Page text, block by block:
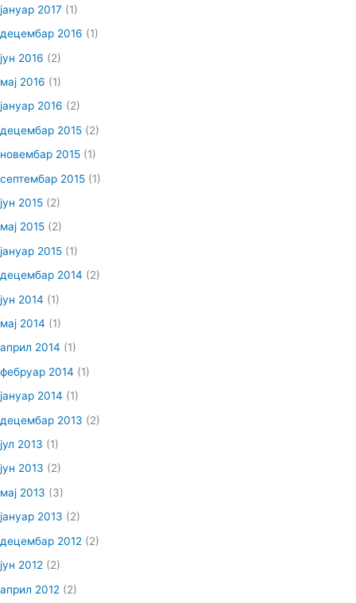
јануар 2017 (1)
децембар 2016 (1)
јун 2016 (2)
мај 2016 (1)
јануар 2016 (2)
децембар 2015 (2)
новембар 2015 (1)
септембар 2015 (1)
јун 2015 (2)
мај 2015 (2)
јануар 2015 (1)
децембар 2014 (2)
јун 2014 (1)
мај 2014 (1)
април 2014 (1)
фебруар 2014 (1)
јануар 2014 (1)
децембар 2013 (2)
јул 2013 (1)
јун 2013 (2)
мај 2013 (3)
јануар 2013 (2)
децембар 2012 (2)
јун 2012 (2)
април 2012 (2)